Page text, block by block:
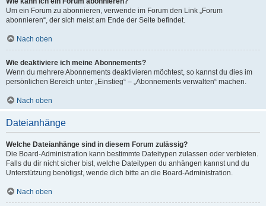
Um ein Forum zu abonnieren, verwende im Forum den Link „Forum
abonnieren“, der sich meist am Ende der Seite befindet.
Nach oben
Wie deaktiviere ich meine Abonnements?
Wenn du mehrere Abonnements deaktivieren möchtest, so kannst du dies im
persönlichen Bereich unter „Einstieg“ – „Abonnements verwalten“ machen.
Nach oben
Dateianhänge
Welche Dateianhänge sind in diesem Forum zulässig?
Die Board-Administration kann bestimmte Dateitypen zulassen oder verbieten.
Falls du dir nicht sicher bist, welche Dateitypen du anhängen kannst und du
Unterstützung benötigst, wende dich bitte an die Board-Administration.
Nach oben